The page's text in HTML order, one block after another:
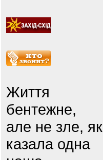
Життя
бентежне,
але не зле, як
казала одна